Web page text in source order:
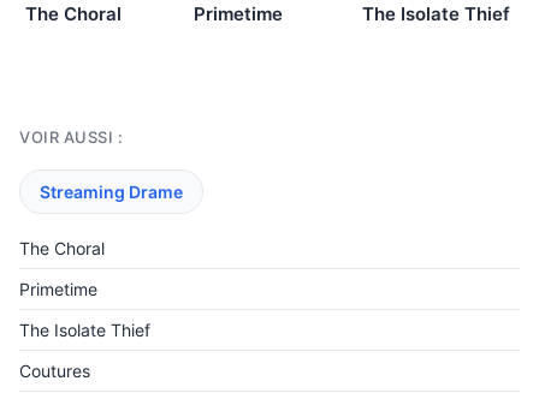
The Choral Primetime The Isolate Thief
VOIR AUSSI :
Streaming Drame
The Choral
Primetime
The Isolate Thief
Coutures